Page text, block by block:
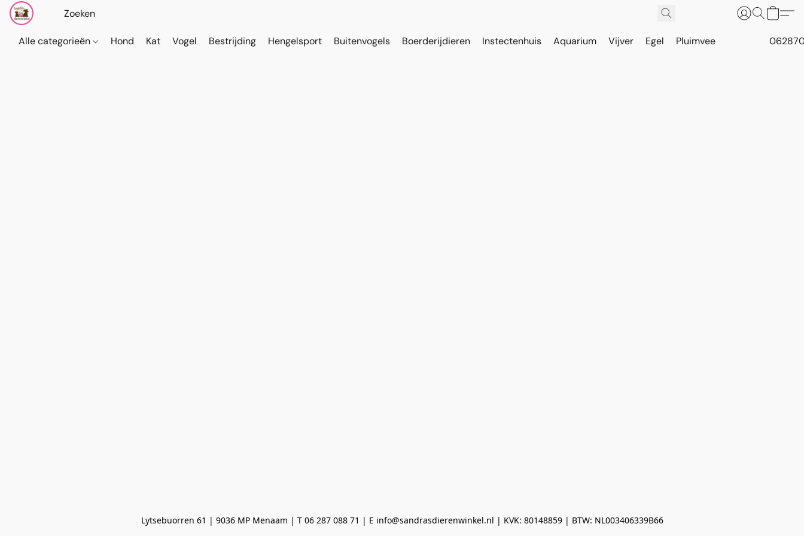
Alle categorieën Hond Kat Vogel Bestrijding Hengelsport Buitenvogels Boerderijdieren Instectenhuis Aquarium Vijver Egel Pluimvee
Lytsebuorren 61 | 9036 MP Menaam | T 06 287 088 71 | E info@sandrasdierenwinkel.nl | KVK: 80148859 | BTW: NL003406339B66